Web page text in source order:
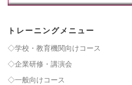
トレーニングメニュー
◇学校・教育機関向けコース
◇企業研修・講演会
◇一般向けコース